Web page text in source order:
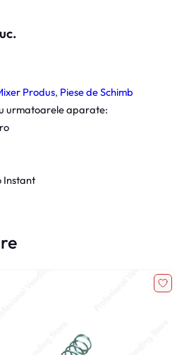
Produs, Piese de Schimb
urmatoarele aparate:
Instant